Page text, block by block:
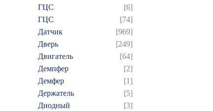
ГЦC
[6]
ГЦС
[74]
Датчик
[969]
Дверь
[249]
Двигатель
[64]
Демпфер
[2]
Демфер
[1]
Держатель
[5]
Диодный
[3]